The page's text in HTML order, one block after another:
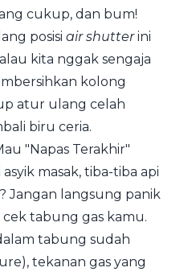
cukup, dan bum!
posisi air shutterini
kita nggak sengaja
kolong
atur ulang celah
biru ceria.
"Napas Terakhir"
masak, tiba-tiba api
Jangan langsung panik
cek tabung gas kamu.
tabung sudah
tekanan gas yang